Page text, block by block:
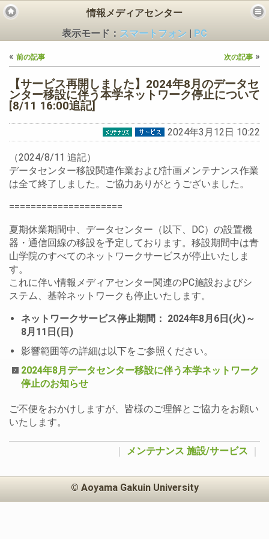
ス
情報メディアセンター
表示モード： スマートフォン
PC
« 前の記事 次の記事 »
【サービス再開しました】2024年8月のデータセ
ンター移設に伴う本学ネットワーク停止について
[8/11 16:00追記]
2024年3月12日 10:22
（2024/8/11 追記）
データセンター移設関連作業および計画メンテナンス作業
は全て終了しました。ご協力ありがとうございました。
=====================
夏期休業期間中、データセンター（以下、DC）の設置機
器・通信回線の移設を予定しております。移設期間中は青
山学院のすべてのネットワークサービスが停止いたしま
す。
これに伴い情報メディアセンター関連のPC施設およびシ
ステム、基幹ネットワークも停止いたします。
ネットワークサービス停止期間： 2024年8月6日(火)～
8月11日(日)
影響範囲等の詳細は以下をご参照ください。
2024年8月データセンター移設に伴う本学ネットワーク
停止のお知らせ
ご不便をおかけしますが、皆様のご理解とご協力をお願い
いたします。
メンテナンス 施設/サービス
© Aoyama Gakuin University